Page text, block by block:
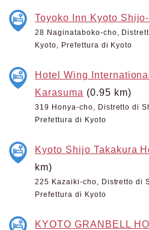
Toyoko Inn Kyoto
28 Naginataboko-cho,
Kyoto, Prefettura di Kyoto
Hotel Wing
Karasuma (0.95 km)
319 Honya-cho, Distretto di
Prefettura di Kyoto
Kyoto Shijo Takakura
km)
225 Kazaiki-cho, Distretto di
Prefettura di Kyoto
KYOTO GRANBELL